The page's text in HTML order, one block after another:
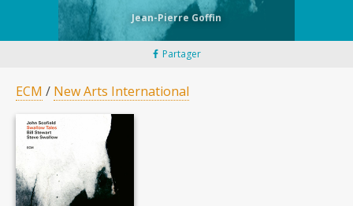
Jean-Pierre Goffin
Partager
ECM / New Arts International